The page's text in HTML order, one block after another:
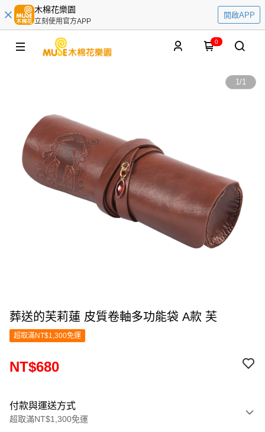
木棉花樂園
立刻使用官方APP
開啟APP
0
1/1
葬送的芙莉蓮 皮質卷軸多功能袋 A款 芙
超取滿NT$1,300免運
NT$680
付款與運送方式
超取滿NT$1,300免運